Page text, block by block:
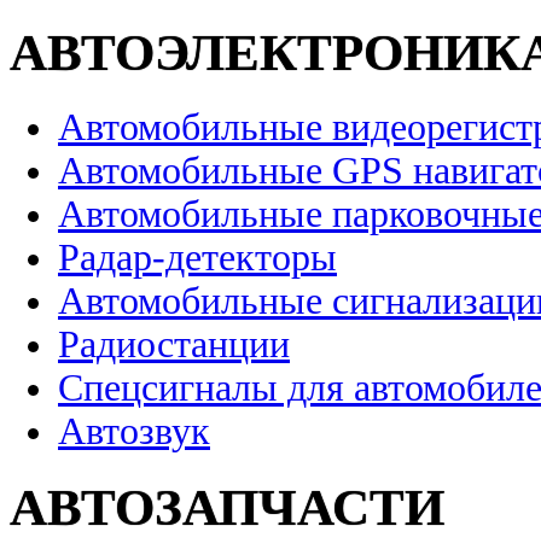
Автомобильные
Автомобильные GPS
Автомобильные
Радар-детекторы
Автомобильные
Радиостанции
Спецсигналы для
Автозвук
АВТОЗАПЧАСТИ